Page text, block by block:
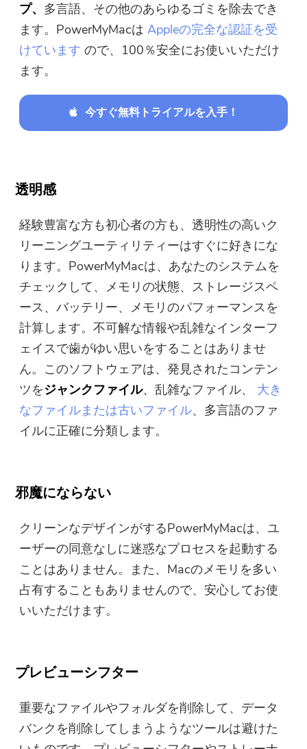
プ、 多言語、その他のあらゆるゴミを除去でき
ます。PowerMyMacはAppleの完全な認証を受
けています ので、100％安全にお使いいただけ
ます。
今すぐ無料トライアルを入手！
透明感
経験豊富な方も初心者の方も、透明性の高いク
リーニングユーティリティーはすぐに好きにな
ります。PowerMyMacは、あなたのシステムを
チェックして、メモリの状態、ストレージスペ
ース、バッテリー、メモリのパフォーマンスを
計算します。不可解な情報や乱雑なインターフ
ェイスで歯がゆい思いをすることはありませ
ん。このソフトウェアは、発見されたコンテン
ツをジャンクファイル、乱雑なファイル、 大き
なファイルまたは古いファイル、多言語のファ
イルに正確に分類します。
邪魔にならない
クリーンなデザインがするPowerMyMacは、ユ
ーザーの同意なしに迷惑なプロセスを起動する
ことはありません。また、Macのメモリを多い
占有することもありませんので、安心してお使
いいただけます。
プレビューシフター
重要なファイルやフォルダを削除して、データ
バンクを削除してしまうようなツールは避けた